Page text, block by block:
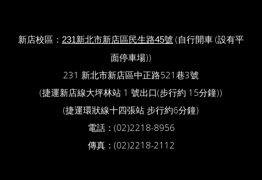
新店校區： 231新北市新店區民生路45號 (自行開車 (設有平
面停車場))
231 新北市新店區中正路521巷3號
(捷運新店線大坪林站 1 號出口(步行約 15分鐘))
(捷運環狀線十四張站 步行約6分鐘)
電話：(02)2218-8956
傳真：(02)2218-2112